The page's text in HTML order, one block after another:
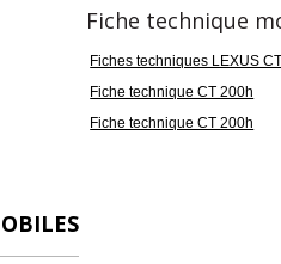
réelle
1
mécanique
Fiche technique
Fiches techniques LEXUS
Fiche technique CT 200h
Fiche technique CT 200h